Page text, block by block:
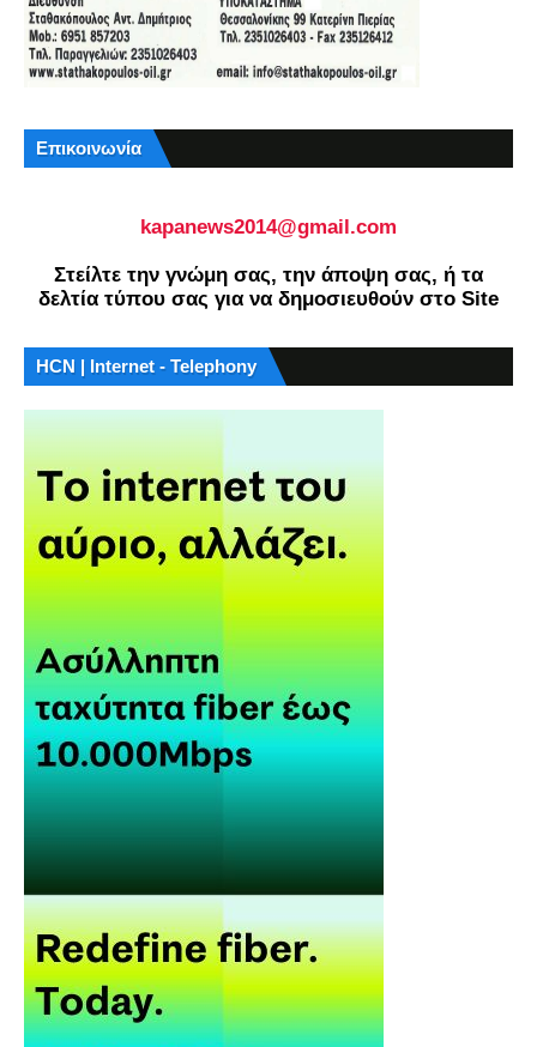
Επικοινωνία
kapanews2014@gmail.com
Στείλτε την γνώμη σας, την άποψη σας, ή τα
δελτία τύπου σας για να δημοσιευθούν στο Site
HCN | Internet - Telephony